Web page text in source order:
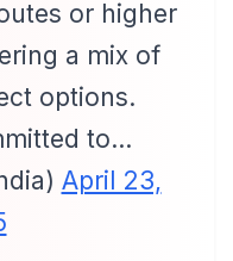
or higher
a mix of
options.
to…
April 23,